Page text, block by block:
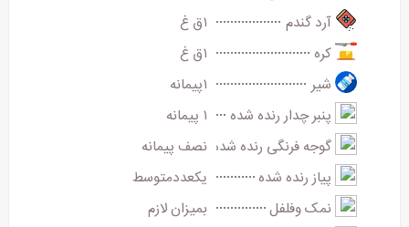
آرد گندم
۱ق غ
کره
۱ق غ
شیر
۱پیمانه
پنبر چدار رنده شده
۱ پیمانه
گوجه فرنگی رنده شده نصف پیمانه
پیاز رنده شده
یکعددمتوسط
نمک وفلفل
بمیزان لازم